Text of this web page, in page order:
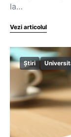
la…
Vezi articolul
Știri